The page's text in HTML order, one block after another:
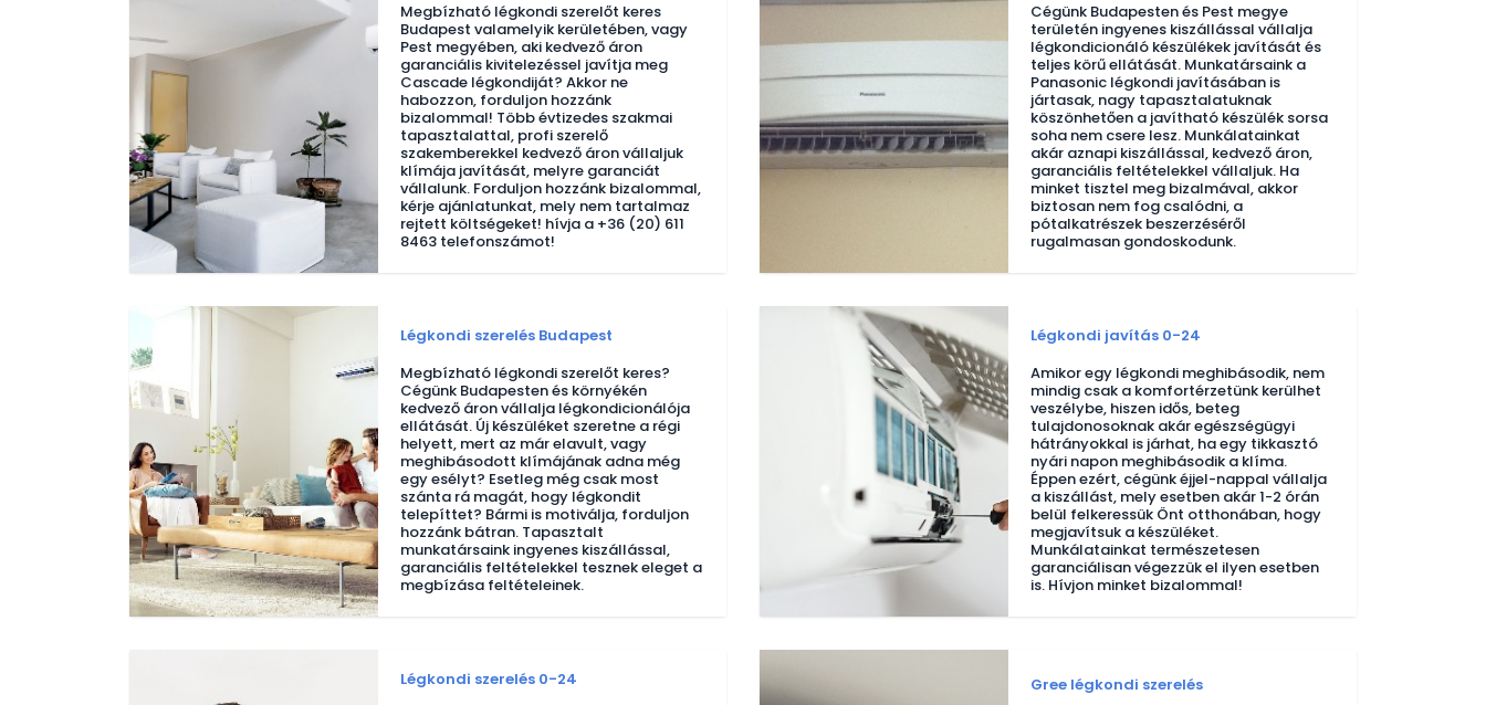
Megbízható légkondi szerelőt keres
Budapest valamelyik kerületében, vagy
Pest megyében, aki kedvező áron
garanciális kivitelezéssel javítja meg
Cascade légkondiját? Akkor ne
habozzon, forduljon hozzánk
bizalommal! Több évtizedes szakmai
tapasztalattal, profi szerelő
szakemberekkel kedvező áron vállaljuk
klímája javítását, melyre garanciát
vállalunk. Forduljon hozzánk bizalommal,
kérje ajánlatunkat, mely nem tartalmaz
rejtett költségeket! hívja a +36 (20) 611
8463 telefonszámot!
Cégünk Budapesten és Pest megye
területén ingyenes kiszállással vállalja
légkondicionáló készülékek javítását és
teljes körű ellátását. Munkatársaink a
Panasonic légkondi javításában is
jártasak, nagy tapasztalatuknak
köszönhetően a javítható készülék sorsa
soha nem csere lesz. Munkálatainkat
akár aznapi kiszállással, kedvező áron,
garanciális feltételekkel vállaljuk. Ha
minket tisztel meg bizalmával, akkor
biztosan nem fog csalódni, a
pótalkatrészek beszerzéséről
rugalmasan gondoskodunk.
Légkondi szerelés Budapest
Megbízható légkondi szerelőt keres?
Cégünk Budapesten és környékén
kedvező áron vállalja légkondicionálója
ellátását. Új készüléket szeretne a régi
helyett, mert az már elavult, vagy
meghibásodott klímájának adna még
egy esélyt? Esetleg még csak most
szánta rá magát, hogy légkondit
telepíttet? Bármi is motiválja, forduljon
hozzánk bátran. Tapasztalt
munkatársaink ingyenes kiszállással,
garanciális feltételekkel tesznek eleget a
megbízása feltételeinek.
Légkondi javítás 0-24
Amikor egy légkondi meghibásodik, nem
mindig csak a komfortérzetünk kerülhet
veszélybe, hiszen idős, beteg
tulajdonosoknak akár egészségügyi
hátrányokkal is járhat, ha egy tikkasztó
nyári napon meghibásodik a klíma.
Éppen ezért, cégünk éjjel-nappal vállalja
a kiszállást, mely esetben akár 1-2 órán
belül felkeressük Önt otthonában, hogy
megjavítsuk a készüléket.
Munkálatainkat természetesen
garanciálisan végezzük el ilyen esetben
is. Hívjon minket bizalommal!
Légkondi szerelés 0-24
Gree légkondi szerelés